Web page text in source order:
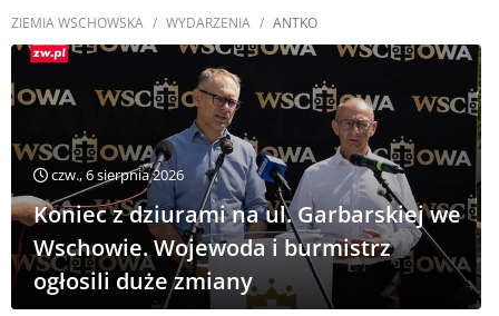
ZIEMIA WSCHOWSKA WYDARZENIA ANTKO
czw., 6 sierpnia 2026
Koniec z dziurami na ul. Garbarskiej we
Wschowie. Wojewoda i burmistrz
ogłosili duże zmiany